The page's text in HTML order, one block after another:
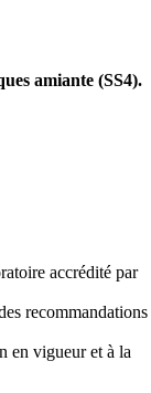
amiante (SS4).
accrédité par
recommandations
en vigueur et à la